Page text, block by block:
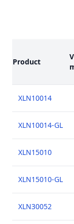
Product
XLN10014
XLN10014-GL
XLN15010
XLN15010-GL
XLN30052